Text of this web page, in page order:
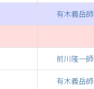
有木義岳師
前川隆一師
有木義岳師